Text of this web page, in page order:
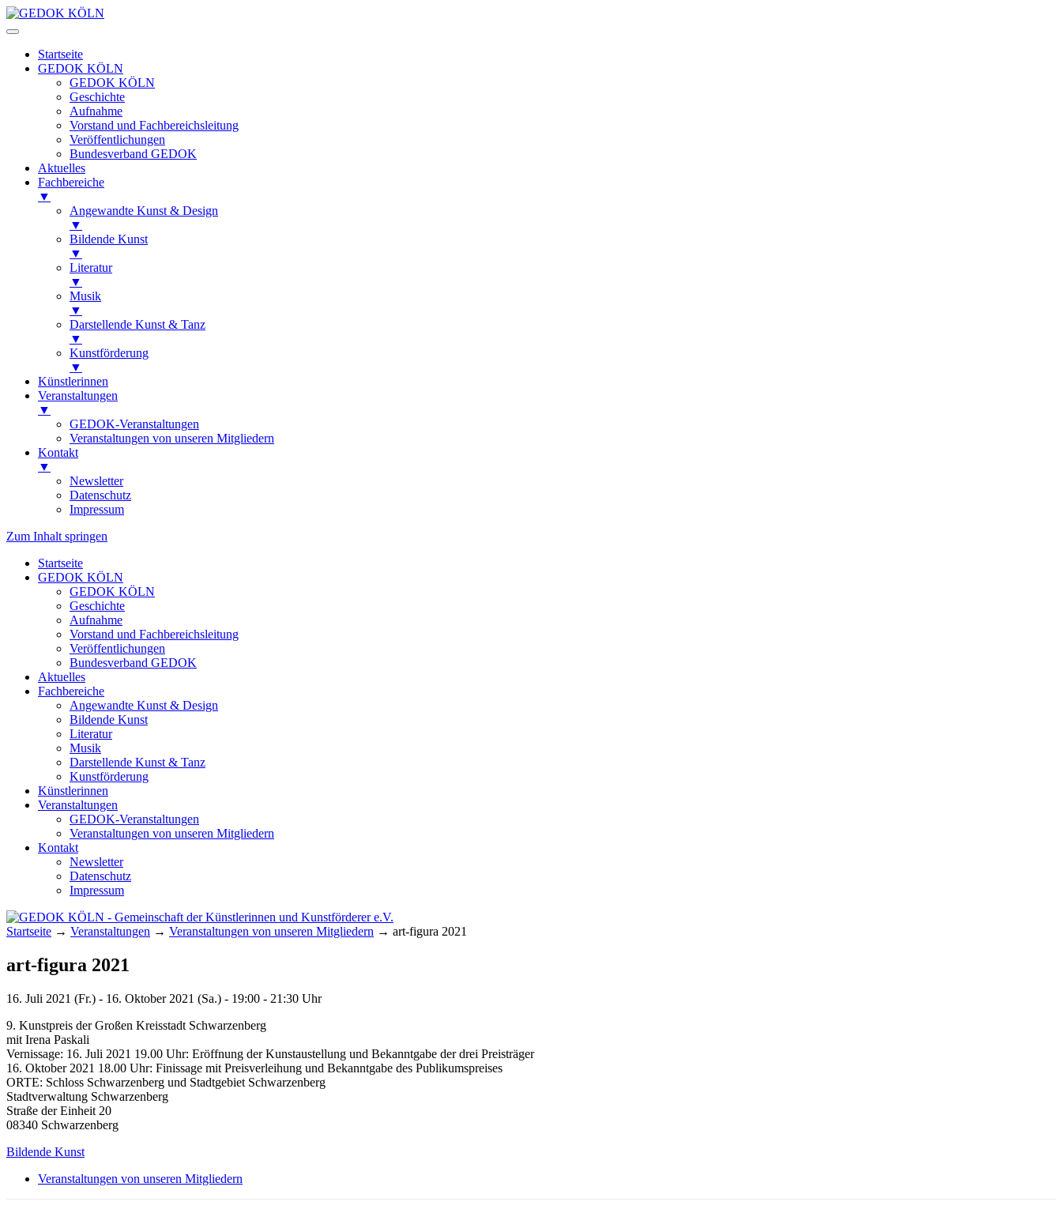
Startseite
GEDOK KÖLN
GEDOK KÖLN
Geschichte
Aufnahme
Vorstand und Fachbereichsleitung
Veröffentlichungen
Bundesverband GEDOK
Aktuelles
Fachbereiche
▼
Angewandte Kunst & Design
▼
Bildende Kunst
▼
Literatur
▼
Musik
▼
Darstellende Kunst & Tanz
▼
Kunstförderung
▼
Künstlerinnen
Veranstaltungen
▼
GEDOK-Veranstaltungen
Veranstaltungen von unseren Mitgliedern
Kontakt
▼
Newsletter
Datenschutz
Impressum
Zum Inhalt springen
Startseite
GEDOK KÖLN
GEDOK KÖLN
Geschichte
Aufnahme
Vorstand und Fachbereichsleitung
Veröffentlichungen
Bundesverband GEDOK
Aktuelles
Fachbereiche
Angewandte Kunst & Design
Bildende Kunst
Literatur
Musik
Darstellende Kunst & Tanz
Kunstförderung
Künstlerinnen
Veranstaltungen
GEDOK-Veranstaltungen
Veranstaltungen von unseren Mitgliedern
Kontakt
Newsletter
Datenschutz
Impressum
GEDOK KÖLN
Gemeinschaft der Künstlerinnen und Kunstförderer e.V.
Startseite → Veranstaltungen → Veranstaltungen von unseren Mitgliedern → art-figura 2021
art-figura 2021
16. Juli 2021 (Fr.) - 16. Oktober 2021 (Sa.) - 19:00 - 21:30 Uhr
9. Kunstpreis der Großen Kreisstadt Schwarzenberg
mit Irena Paskali
Vernissage: 16. Juli 2021 19.00 Uhr: Eröffnung der Kunstaustellung und Bekanntgabe der drei Preisträger
16. Oktober 2021 18.00 Uhr: Finissage mit Preisverleihung und Bekanntgabe des Publikumspreises
ORTE: Schloss Schwarzenberg und Stadtgebiet Schwarzenberg
Stadtverwaltung Schwarzenberg
Straße der Einheit 20
08340 Schwarzenberg
Bildende Kunst
Veranstaltungen von unseren Mitgliedern